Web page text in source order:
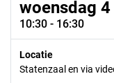
woensdag
10:30 - 16:30
Locatie
Statenzaal en via